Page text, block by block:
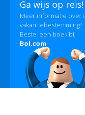
Ga wijs op reis!
Meer informatie over
vakantiebestemming?
Bestel een boek bij
Bol.com